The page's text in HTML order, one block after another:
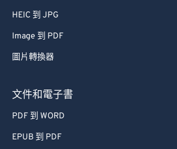
HEIC 到 JPG
Image 到 PDF
圖片轉換器
文件和電子書
PDF 到 WORD
EPUB 到 PDF